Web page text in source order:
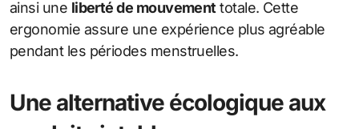
ainsi une liberté de mouvement totale. Cette
ergonomie assure une expérience plus agréable
pendant les périodes menstruelles.
Une alternative écologique aux